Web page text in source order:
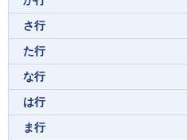
さ行
た行
な行
は行
ま行